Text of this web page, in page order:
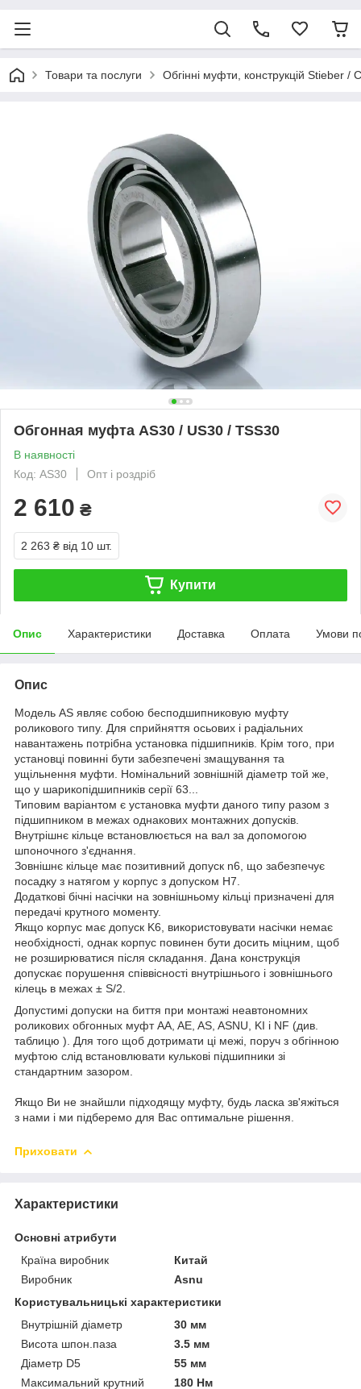
Товари та послуги Обгінні муфти, конструкцій Stieber /
Обгонная муфта AS30 / US30 / TSS30
В наявності
Код: AS30
Опт і роздріб
2 610 ₴
2 263 ₴ від 10 шт.
Купити
Опис Характеристики Доставка Оплата Умови
Опис
Модель AS являє собою бесподшипниковую муфту
роликового типу. Для сприйняття осьових і радіальних
навантажень потрібна установка підшипників. Крім того, при
установці повинні бути забезпечені змащування та
ущільнення муфти. Номінальний зовнішній діаметр той же,
що у шарикопідшипників серії 63...
Типовим варіантом є установка муфти даного типу разом з
підшипником в межах однакових монтажних допусків.
Внутрішнє кільце встановлюється на вал за допомогою
шпоночного з'єднання.
Зовнішнє кільце має позитивний допуск n6, що забезпечує
посадку з натягом у корпус з допуском H7.
Додаткові бічні насічки на зовнішньому кільці призначені для
передачі крутного моменту.
Якщо корпус має допуск K6, використовувати насічки немає
необхідності, однак корпус повинен бути досить міцним, щоб
не розширюватися після складання. Дана конструкція
допускає порушення співвісності внутрішнього і зовнішнього
кілець в межах ± S/2.
Допустимі допуски на биття при монтажі неавтономних
роликових обгонных муфт AA, AE, AS, ASNU, KI і NF (див.
таблицю ). Для того щоб дотримати ці межі, поруч з обгінною
муфтою слід встановлювати кулькові підшипники зі
стандартним зазором.
Якщо Ви не знайшли підходящу муфту, будь ласка зв'яжіться
з нами і ми підберемо для Вас оптимальне рішення.
Приховати
Характеристики
Основні атрибути
Країна виробник
Китай
Виробник
Asnu
Користувальницькі характеристики
Внутрішній діаметр
30 мм
Висота шпон.паза
3.5 мм
Діаметр D5
55 мм
Максимальний крутний
180 Нм